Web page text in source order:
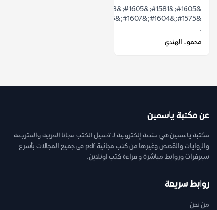
,...
محمود الهندي
عن مكتبة ياسمين
مكتبة ياسمين هي منصة إلكترونية لـ تحميل الكتب مجانا العربية والمترجمة
والروايات والقصص وغيرها من كتب مجانية pdf فى جميع المجالات بأسرع
سيرفرات وروابط مباشرة و قراءة كتب اونلاين.
روابط سريعة
من نحن